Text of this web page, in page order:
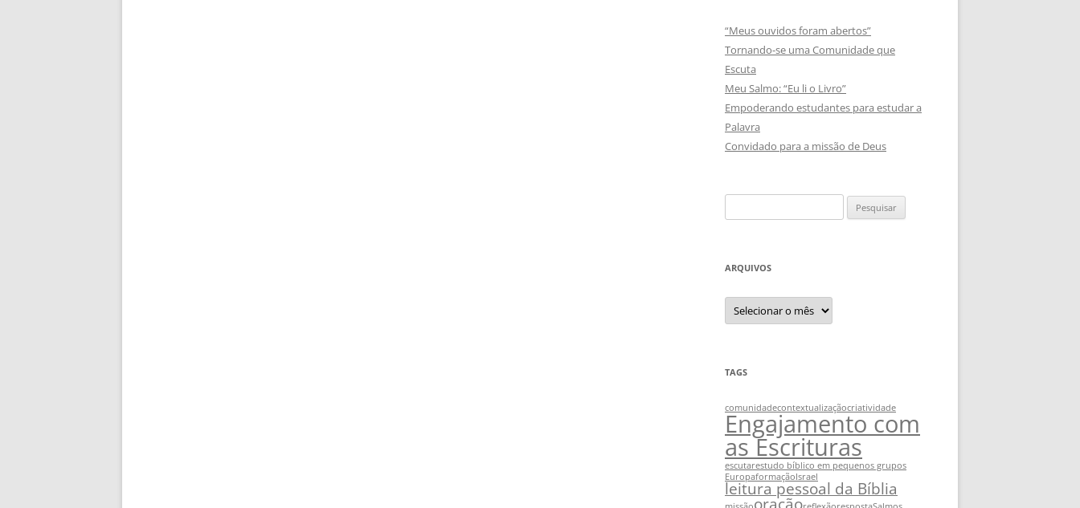
“Meus ouvidos foram abertos”
Tornando-se uma Comunidade que
Escuta
Meu Salmo: “Eu li o Livro”
Empoderando estudantes para estudar a
Palavra
Convidado para a missão de Deus
por:
ARQUIVOS
Arquivos
TAGS
comunidadecontextualizaçãocriatividade
Engajamento com
as Escrituras
escutarestudo bíblico em pequenos grupos
EuropaformaçãoIsrael
leitura pessoal da Bíblia
oração